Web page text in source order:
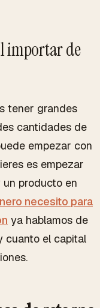
importar de
tener grandes
cantidades de
empezar con
es empezar
producto en
necesito para
ya hablamos de
cuanto el capital